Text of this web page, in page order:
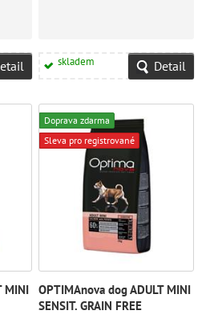
skladem Detail
MINI
Doprava zdarma
Sleva pro registrované
OPTIMAnova dog ADULT MINI
SENSIT. GRAIN FREE